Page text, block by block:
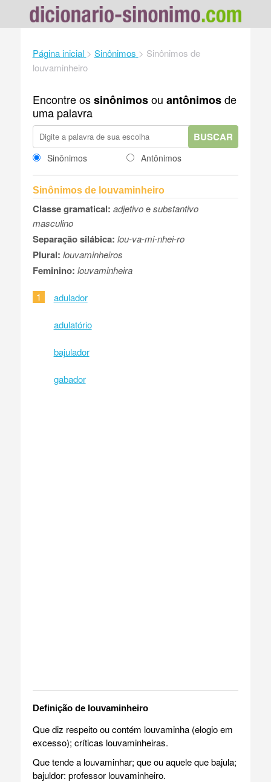
Página inicial > Sinônimos > Sinônimos de
louvaminheiro
Encontre ossinônimosou antônimosde
uma palavra
BUSCAR
Sinônimos Antônimos
Sinônimos de louvaminheiro
Classe gramatical: adjetivoesubstantivo
masculino
Separação silábica: lou-va-mi-nhei-ro
Plural: louvaminheiros
Feminino: louvaminheira
1 adulador
adulatório
bajulador
gabador
Definição de louvaminheiro
Que diz respeito ou contém louvaminha (elogio em
excesso); críticas louvaminheiras.
Que tende a louvaminhar; que ou aquele que bajula;
bajuldor: professor louvaminheiro.